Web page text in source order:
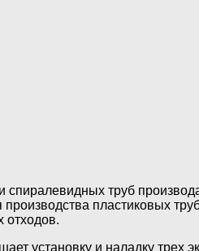
труб
пластиковых
отходов.
установку и наладку трех